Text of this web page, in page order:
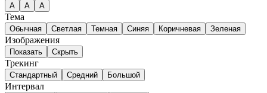
А A A
Тема
Обычная Светлая Темная Синяя Коричневая Зеленая
Изображения
Показать Скрыть
Трекинг
Стандартный Средний Большой
Интервал